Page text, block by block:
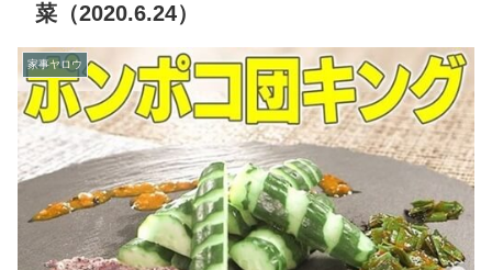
菜（2020.6.24）
家事ヤロウ